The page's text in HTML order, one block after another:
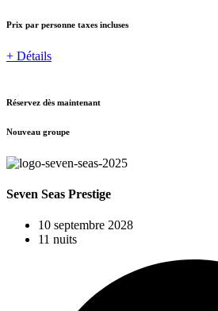
Prix par personne taxes incluses
+ Détails
Réservez dès maintenant
Nouveau groupe
Seven Seas Prestige
10 septembre 2028
11 nuits